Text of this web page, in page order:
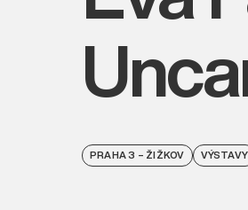
PRAHA 3 – ŽIŽKOV VÝSTAVY